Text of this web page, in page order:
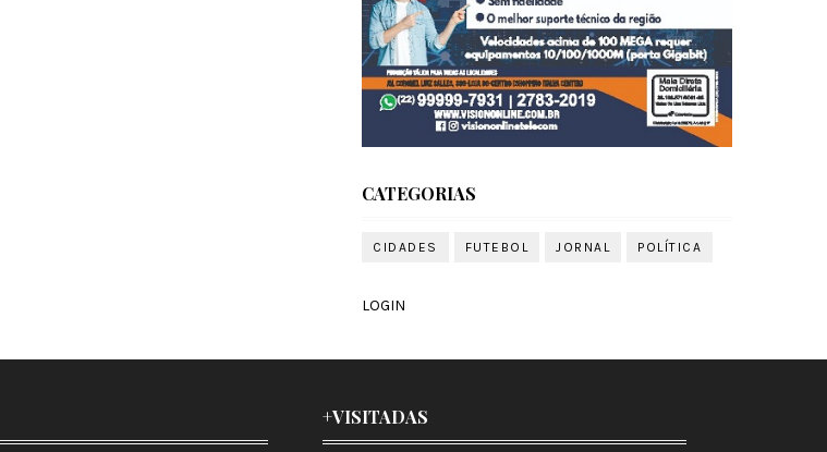
CATEGORIAS
CIDADES FUTEBOL JORNAL POLÍTICA
LOGIN
+VISITADAS